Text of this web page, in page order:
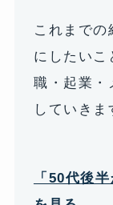
これまでの
にしたいこ
職・起業・
していきま
「50代後